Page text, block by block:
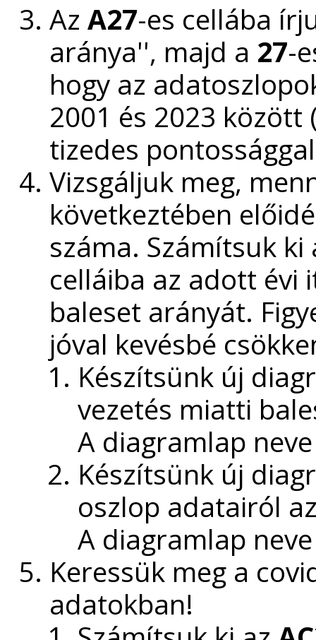
Az A27-es cellába
aránya'', majd a 27-
hogy az
2001 és 2023
tizedes
Vizsgáljuk meg,
következtében
száma. Számítsuk
celláiba az adott évi
baleset arányát.
jóval kevésbé
Készítsünk új
vezetés miatti
A diagramlap
Készítsünk új
oszlop adatairól
A diagramlap
Keressük meg a
adatokban!